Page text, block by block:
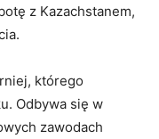
z Kazachstanem,
którego
Odbywa się w
zawodach